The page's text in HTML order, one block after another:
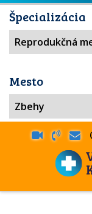
Špecializácia
Mesto